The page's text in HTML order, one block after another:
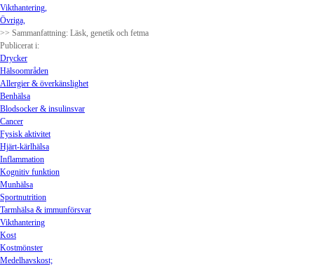
Vikthantering,
Övriga,
>> Sammanfattning: Läsk, genetik och fetma
Publicerat i:
Drycker
Hälsoområden
Allergier & överkänslighet
Benhälsa
Blodsocker & insulinsvar
Cancer
Fysisk aktivitet
Hjärt-kärlhälsa
Inflammation
Kognitiv funktion
Munhälsa
Sportnutrition
Tarmhälsa & immunförsvar
Vikthantering
Kost
Kostmönster
Medelhavskost;